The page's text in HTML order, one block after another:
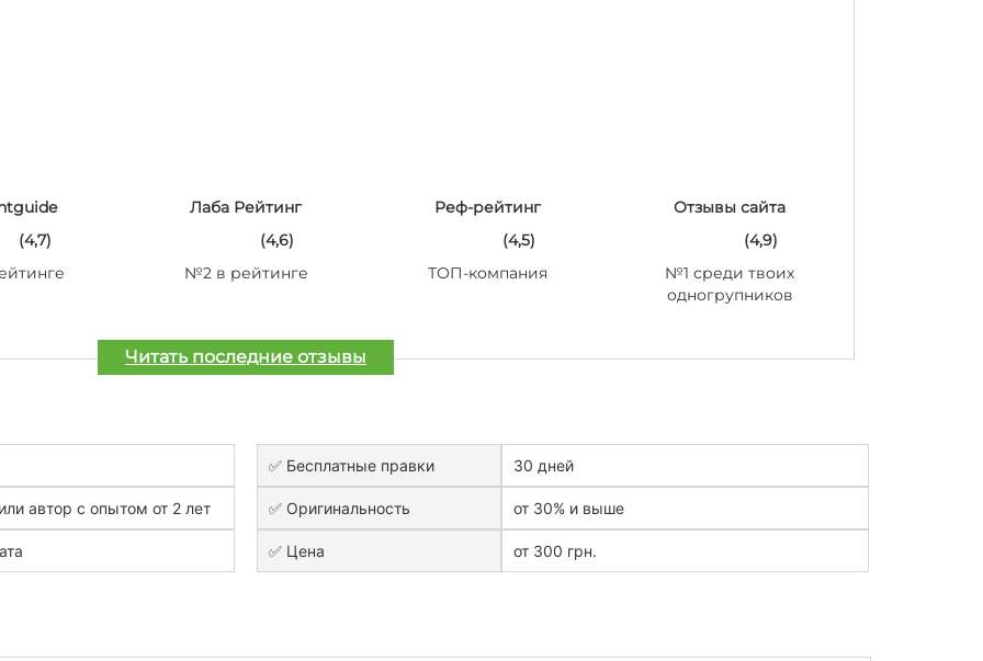
(4,7)
Лаба Рейтинг
(4,6)
№2 в рейтинге
Реф-рейтинг
(4,5)
ТОП-компания
Отзывы сайта
(4,9)
№1 среди твоих
одногрупников
Читать последние отзывы
✅ Бесплатные правки 30 дней
автор с опытом от 2 лет ✅ Оригинальность от 30% и выше
✅ Цена от 300 грн.